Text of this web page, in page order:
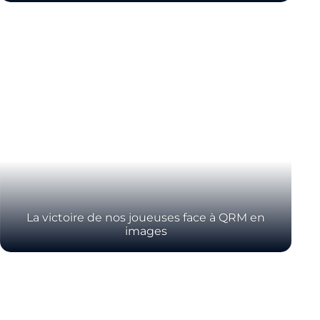
La victoire de nos joueuses face à QRM en
images